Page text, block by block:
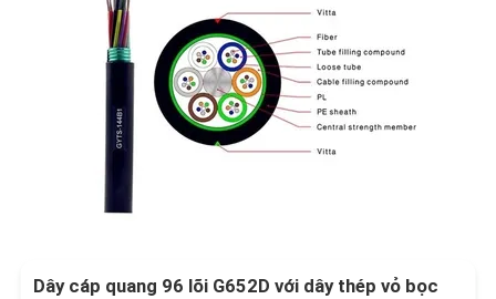
Dây cáp quang 96 lõi G652D với dây thép vỏ bọc